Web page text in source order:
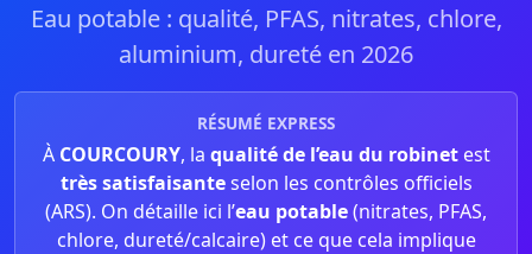
Eau potable : qualité, PFAS, nitrates, chlore,
aluminium, dureté en 2026
RÉSUMÉ EXPRESS
À COURCOURY, la qualité de l’eau du robinetest
très satisfaisanteselon les contrôles officiels
(ARS). On détaille ici l’eau potable(nitrates, PFAS,
chlore, dureté/calcaire) et ce que cela implique